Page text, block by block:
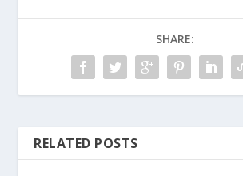
SHARE:
RELATED POSTS